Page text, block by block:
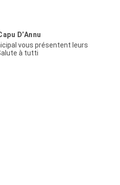
D’Annu
vous présentent leurs
à tutti